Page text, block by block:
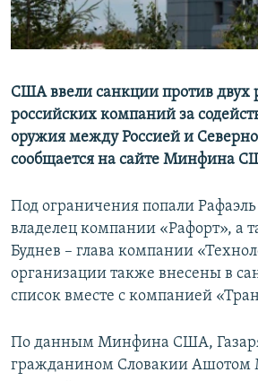
США ввели санкции против двух
российских компаний за
оружия между Россией и
сообщается на сайте Минфина
Под ограничения попали Рафаэль
владелец компании «Рафорт», а
Буднев – глава компании
организации также внесены в
список вместе с компанией
По данным Минфина США,
гражданином Словакии